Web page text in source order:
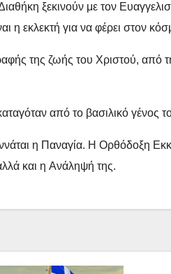
ξεκινούν με τον
η εκλεκτή για να φέρει στον
της ζωής του Χριστού,
από το βασιλικό γένος
η Παναγία. Η Ορθόδοξη
και η Ανάληψή της.